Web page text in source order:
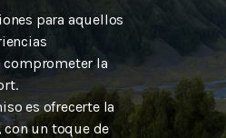
para aquellos
comprometer la
es ofrecerte la
con un toque de